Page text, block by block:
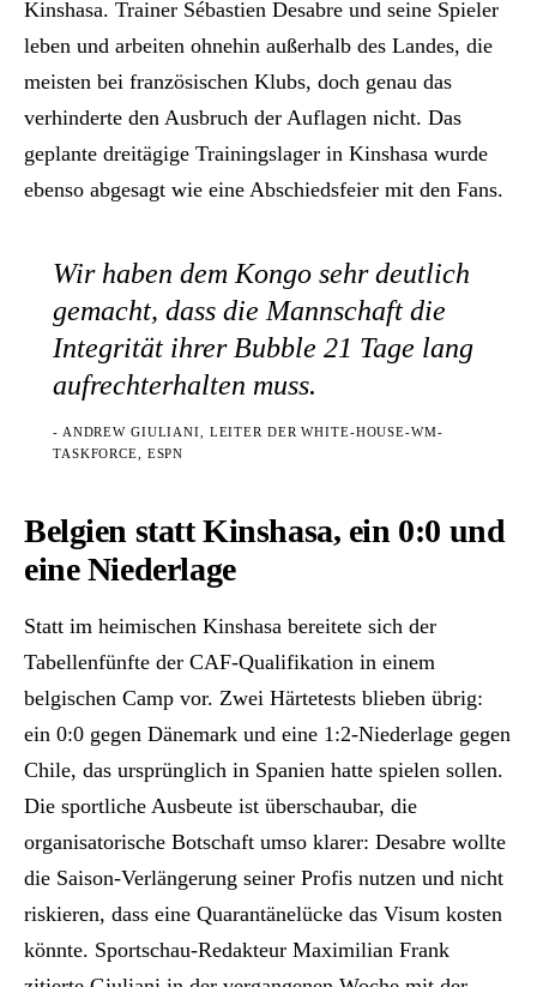
Kinshasa. Trainer Sébastien Desabre und seine Spieler
leben und arbeiten ohnehin außerhalb des Landes, die
meisten bei französischen Klubs, doch genau das
verhinderte den Ausbruch der Auflagen nicht. Das
geplante dreitägige Trainingslager in Kinshasa wurde
ebenso abgesagt wie eine Abschiedsfeier mit den Fans.
Wir haben dem Kongo sehr deutlich
gemacht, dass die Mannschaft die
Integrität ihrer Bubble 21 Tage lang
aufrechterhalten muss.
- ANDREW GIULIANI, LEITER DER WHITE-HOUSE-WM-
TASKFORCE, ESPN
Belgien statt Kinshasa, ein 0:0 und
eine Niederlage
Statt im heimischen Kinshasa bereitete sich der
Tabellenfünfte der CAF-Qualifikation in einem
belgischen Camp vor. Zwei Härtetests blieben übrig:
ein 0:0 gegen Dänemark und eine 1:2-Niederlage gegen
Chile, das ursprünglich in Spanien hatte spielen sollen.
Die sportliche Ausbeute ist überschaubar, die
organisatorische Botschaft umso klarer: Desabre wollte
die Saison-Verlängerung seiner Profis nutzen und nicht
riskieren, dass eine Quarantänelücke das Visum kosten
könnte. Sportschau-Redakteur Maximilian Frank